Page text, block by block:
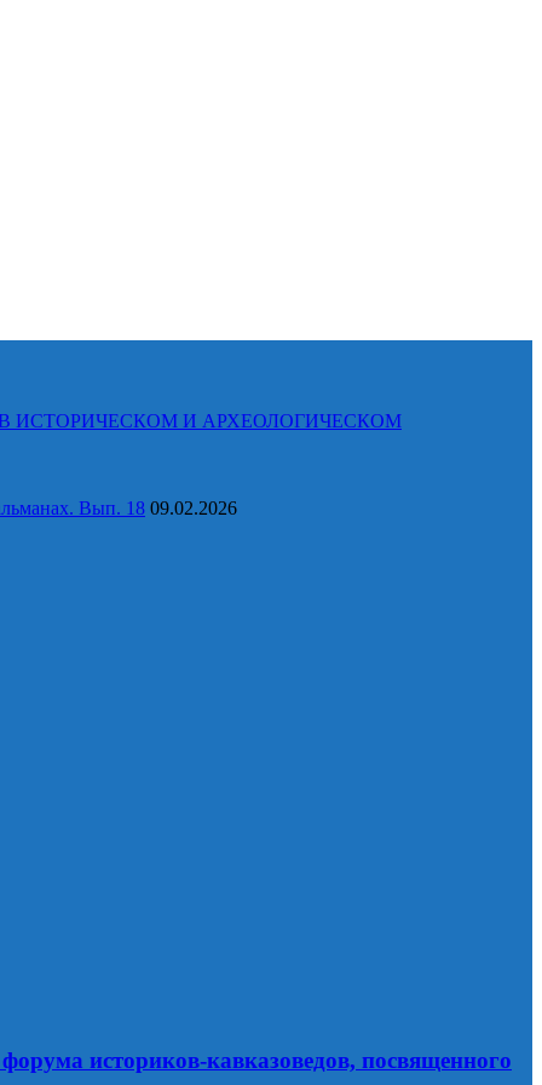
В ИСТОРИЧЕСКОМ И АРХЕОЛОГИЧЕСКОМ
Вып. 18 09.02.2026
историков-кавказоведов, посвященного